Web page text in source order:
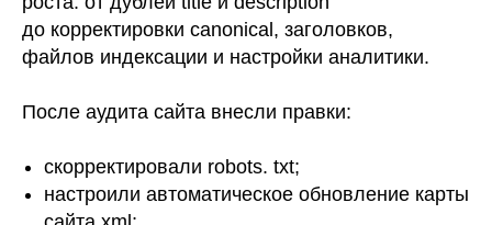
до корректировки canonical, заголовков,
файлов индексации и настройки аналитики.
После аудита сайта внесли правки:
скорректировали robots. txt;
настроили автоматическое обновление карты